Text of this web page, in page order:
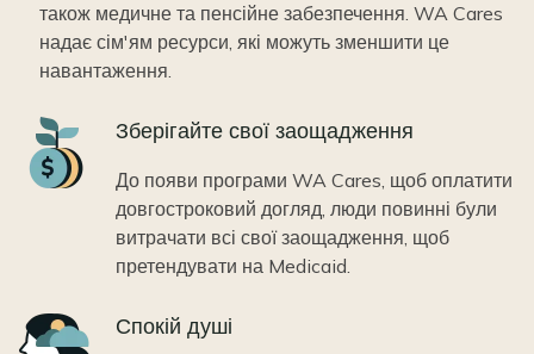
також медичне та пенсійне забезпечення. WA Cares
надає сім'ям ресурси, які можуть зменшити це
навантаження.
Icon Зберігайте свої заощадження
До появи програми WA Cares, щоб оплатити
довгостроковий догляд, люди повинні були
витрачати всі свої заощадження, щоб
претендувати на Medicaid.
Icon Спокій душі